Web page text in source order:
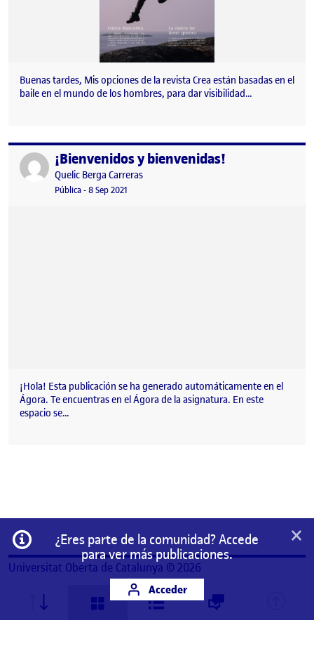
Buenas tardes, Mis opciones de la revista Crea están basadas en el
baile en el mundo de los hombres, para dar visibilidad…
Publicado por¡Bienvenidos y bienvenidas!
Publicado por
Quelic Berga Carreras
Visibilidad:
Pública-Fecha de publicación
8 Sep 2021
¡Hola! Esta publicación se ha generado automáticamente en el
Ágora. Te encuentras en el Ágora de la asignatura. En este
espacio se…
Información
¿Eres parte de la comunidad? Accede
para ver más publicaciones.
Acceder
×
Universitat Oberta de Catalunya © 2026